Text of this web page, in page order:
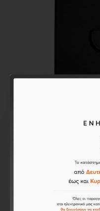
Xiaomi Redmi Note